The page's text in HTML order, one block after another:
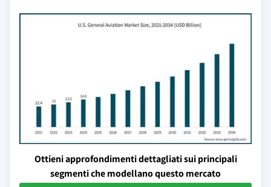
Ottieni approfondimenti dettagliati sui principali
segmenti che modellano questo mercato